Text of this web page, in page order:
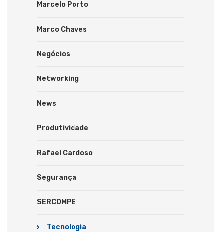
Marcelo Porto
Marco Chaves
Negócios
Networking
News
Produtividade
Rafael Cardoso
Segurança
SERCOMPE
Tecnologia